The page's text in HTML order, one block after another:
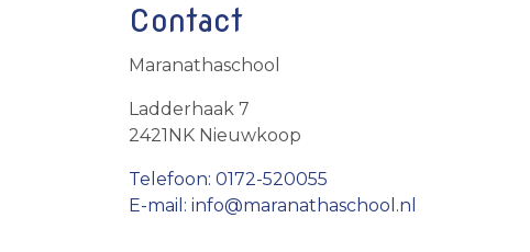
Contact
Maranathaschool
Ladderhaak 7
2421NK Nieuwkoop
Telefoon: 0172-520055
E-mail: info@maranathaschool.nl